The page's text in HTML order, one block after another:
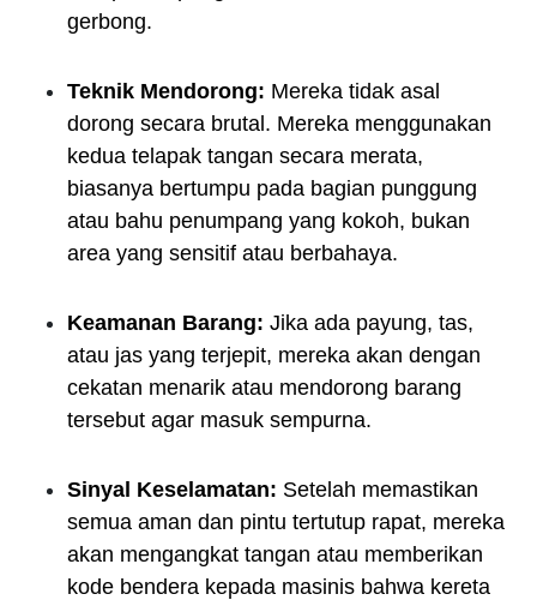
gerbong.
Teknik Mendorong: Mereka tidak asal
dorong secara brutal. Mereka menggunakan
kedua telapak tangan secara merata,
biasanya bertumpu pada bagian punggung
atau bahu penumpang yang kokoh, bukan
area yang sensitif atau berbahaya.
Keamanan Barang: Jika ada payung, tas,
atau jas yang terjepit, mereka akan dengan
cekatan menarik atau mendorong barang
tersebut agar masuk sempurna.
Sinyal Keselamatan: Setelah memastikan
semua aman dan pintu tertutup rapat, mereka
akan mengangkat tangan atau memberikan
kode bendera kepada masinis bahwa kereta